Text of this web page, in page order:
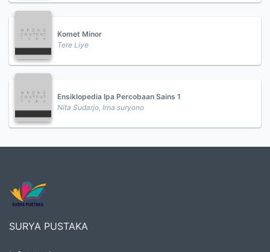
Komet Minor
Tere Liye
Ensiklopedia Ipa Percobaan Sains 1
Nita Sudarjo, Irna suryono
SURYA PUSTAKA